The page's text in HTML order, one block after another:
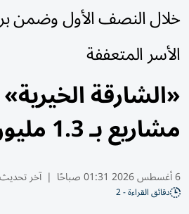
خلال النصف الأول وضمن
الأسر المتعففة
مشاريع بـ 1.3 مليون درهم
6 أغسطس 2026 01:31 صباحًا | آخر
دقائق القراءة - 2